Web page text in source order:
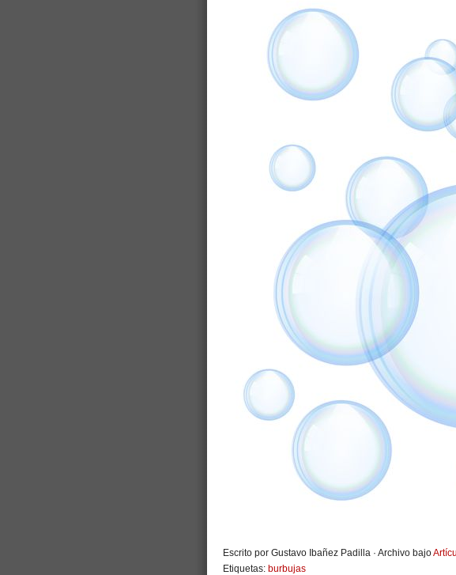
Escrito por Gustavo Ibañez Padilla · Archivo bajo
Etiquetas: burbujas